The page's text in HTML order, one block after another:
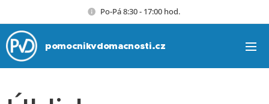
Po-Pá 8:30 - 17:00 hod.
pomocnikvdomacnosti.cz